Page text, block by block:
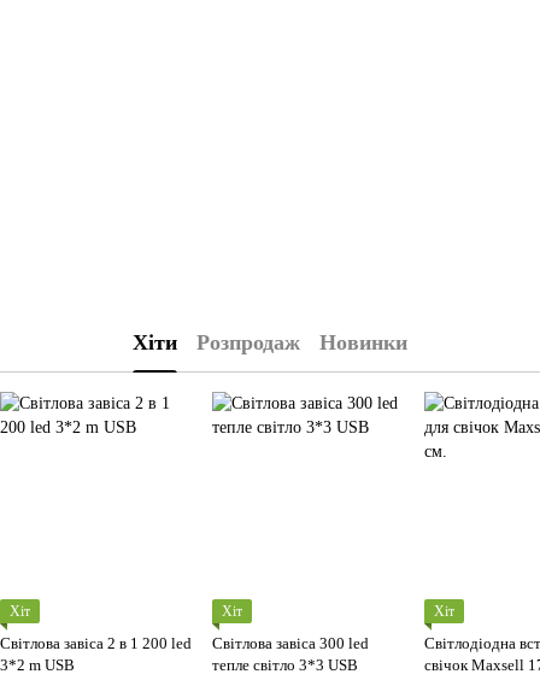
Хіти Розпродаж Новинки
Хіт
Світлова завіса 2 в 1 200 led
3*2 m USB
Хіт
Світлова завіса 300 led
тепле світло 3*3 USB
Хіт
Світлодіодна
свічок Maxsell